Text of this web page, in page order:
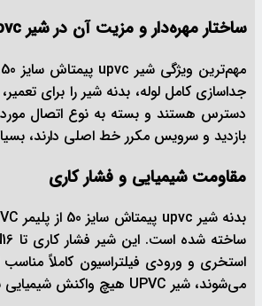
ساختار مهره‌دار و مزیت آن در شیر upvc پیمتاش سایز 50
جداسازی کامل لوله، بدنه شیر را برای
دسترس هستند و بسته به نوع اتصال مورد
بازدید و سرویس مکرر خط اصلی دارند،
مقاومت شیمیایی و فشار کاری
استخری و ورودی فیلتراسیون کاملاً
می‌شوند، شیر UPVC هیچ واکنش شیمیایی با آب استخر ندارد و طول عمر آن به‌طور قابل‌توجهی بیشتر است.